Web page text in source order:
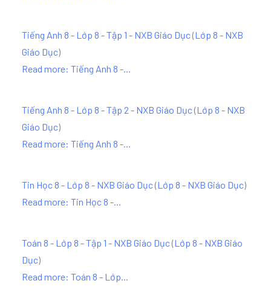
Tiếng Anh 8 - Lớp 8 - Tập 1 - NXB Giáo Dục(Lớp 8 - NXB
Giáo Dục)
Read more: Tiếng Anh 8 -...
Tiếng Anh 8 - Lớp 8 - Tập 2 - NXB Giáo Dục(Lớp 8 - NXB
Giáo Dục)
Read more: Tiếng Anh 8 -...
Tin Học 8 - Lớp 8 - NXB Giáo Dục(Lớp 8 - NXB Giáo Dục)
Read more: Tin Học 8 -...
Toán 8 - Lớp 8 - Tập 1 - NXB Giáo Dục(Lớp 8 - NXB Giáo
Dục)
Read more: Toán 8 - Lớp...